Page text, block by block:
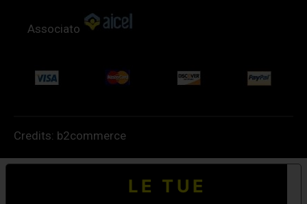
Associato
Credits: b2commerce
LE TUE